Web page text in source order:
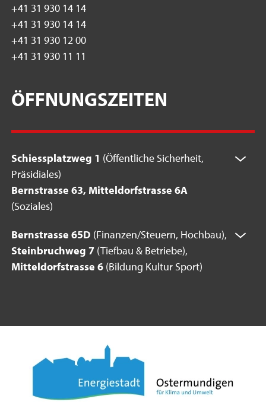
+41 31 930 14 14
+41 31 930 14 14
+41 31 930 12 00
+41 31 930 11 11
ÖFFNUNGSZEITEN
Schiessplatzweg 1 (Öffentliche Sicherheit,
Präsidiales)
Bernstrasse 63, Mitteldorfstrasse 6A
(Soziales)
Bernstrasse 65D (Finanzen/Steuern, Hochbau),
Steinbruchweg 7 (Tiefbau & Betriebe),
Mitteldorfstrasse 6 (Bildung Kultur Sport)